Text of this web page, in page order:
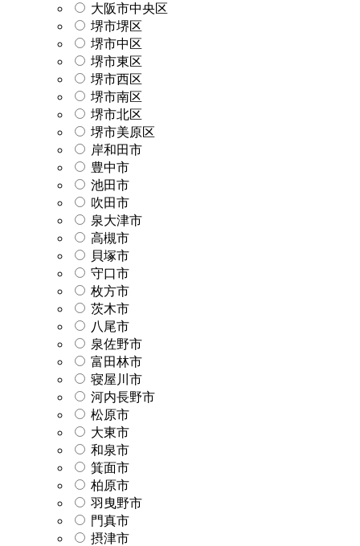
大阪市中央区
堺市堺区
堺市中区
堺市東区
堺市西区
堺市南区
堺市北区
堺市美原区
岸和田市
豊中市
池田市
吹田市
泉大津市
高槻市
貝塚市
守口市
枚方市
茨木市
八尾市
泉佐野市
富田林市
寝屋川市
河内長野市
松原市
大東市
和泉市
箕面市
柏原市
羽曳野市
門真市
摂津市